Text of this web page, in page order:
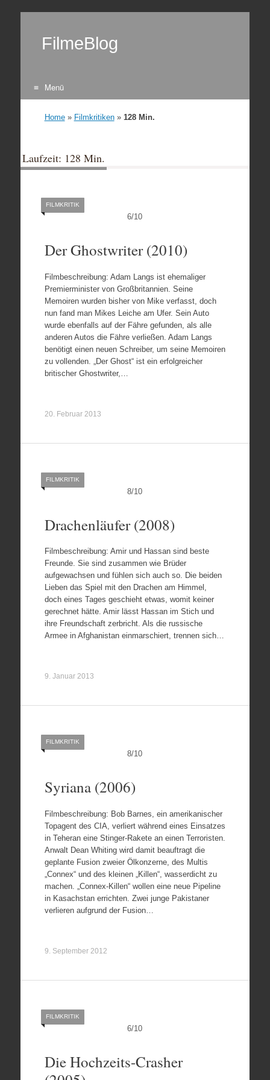
FilmeBlog
Menü
Home» Filmkritiken» 128 Min.
Laufzeit: 128 Min.
6/10
FILMKRITIK
Der Ghostwriter (2010)
Filmbeschreibung: Adam Langs ist ehemaliger
Premierminister von Großbritannien. Seine
Memoiren wurden bisher von Mike verfasst, doch
nun fand man Mikes Leiche am Ufer. Sein Auto
wurde ebenfalls auf der Fähre gefunden, als alle
anderen Autos die Fähre verließen. Adam Langs
benötigt einen neuen Schreiber, um seine Memoiren
zu vollenden. „Der Ghost“ ist ein erfolgreicher
britischer Ghostwriter,…
20. Februar 2013
8/10
FILMKRITIK
Drachenläufer (2008)
Filmbeschreibung: Amir und Hassan sind beste
Freunde. Sie sind zusammen wie Brüder
aufgewachsen und fühlen sich auch so. Die beiden
Lieben das Spiel mit den Drachen am Himmel,
doch eines Tages geschieht etwas, womit keiner
gerechnet hätte. Amir lässt Hassan im Stich und
ihre Freundschaft zerbricht. Als die russische
Armee in Afghanistan einmarschiert, trennen sich…
9. Januar 2013
8/10
FILMKRITIK
Syriana (2006)
Filmbeschreibung: Bob Barnes, ein amerikanischer
Topagent des CIA, verliert während eines Einsatzes
in Teheran eine Stinger-Rakete an einen Terroristen.
Anwalt Dean Whiting wird damit beauftragt die
geplante Fusion zweier Ölkonzerne, des Multis
„Connex“ und des kleinen „Killen“, wasserdicht zu
machen. „Connex-Killen“ wollen eine neue Pipeline
in Kasachstan errichten. Zwei junge Pakistaner
verlieren aufgrund der Fusion…
9. September 2012
6/10
FILMKRITIK
Die Hochzeits-Crasher